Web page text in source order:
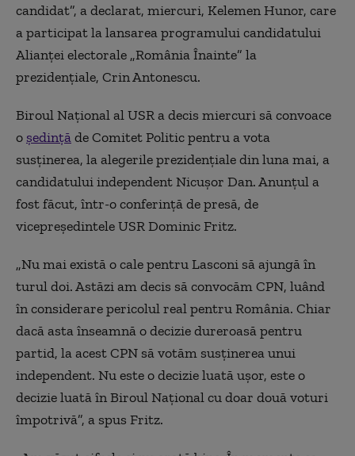
candidat”, a declarat, miercuri, Kelemen Hunor, care
a participat la lansarea programului candidatului
Alianţei electorale „România Înainte” la
prezidenţiale, Crin Antonescu.
Biroul Naţional al USR a decis miercuri să convoace
o şedinţăde Comitet Politic pentru a vota
susţinerea, la alegerile prezidenţiale din luna mai, a
candidatului independent Nicuşor Dan. Anunţul a
fost făcut, într-o conferinţă de presă, de
vicepreşedintele USR Dominic Fritz.
„Nu mai există o cale pentru Lasconi să ajungă în
turul doi. Astăzi am decis să convocăm CPN, luând
în considerare pericolul real pentru România. Chiar
dacă asta înseamnă o decizie dureroasă pentru
partid, la acest CPN să votăm susținerea unui
independent. Nu este o decizie luată ușor, este o
decizie luată în Biroul Național cu doar două voturi
împotrivă”, a spus Fritz.